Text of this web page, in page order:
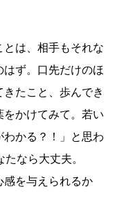
は、相手もそれな
はず。口先だけのほ
たこと、歩んでき
かけてみて。若い
かる？！」と思わ
なら大丈夫。
感を与えられるか